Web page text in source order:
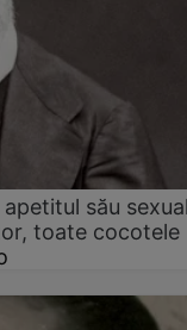
său
toate cocotele